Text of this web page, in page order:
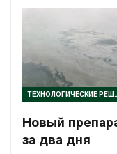
Новый
за два дня